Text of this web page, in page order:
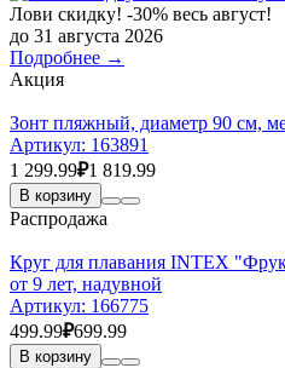
Лови скидку! -30% весь август!
до 31 августа 2026
Подробнее →
Акция
Зонт пляжный, диаметр 90 см,
Артикул: 163891
1 299.99₽1 819.99
В корзину
Распродажа
Круг для плавания INTEX
от 9 лет, надувной
Артикул: 166775
499.99₽699.99
В корзину